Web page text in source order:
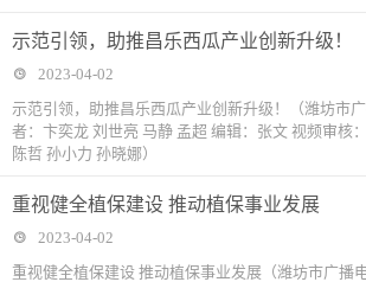
​示范引领，助推昌乐西瓜产业创新升级！
2023-04-02
示范引领，助推昌乐西瓜产业创新升级！（潍坊市
者：卞奕龙 刘世亮 马静 孟超 编辑：张文 视频审核
陈哲 孙小力 孙晓娜）
​重视健全植保建设 推动植保事业发展
2023-04-02
重视健全植保建设 推动植保事业发展（潍坊市广播